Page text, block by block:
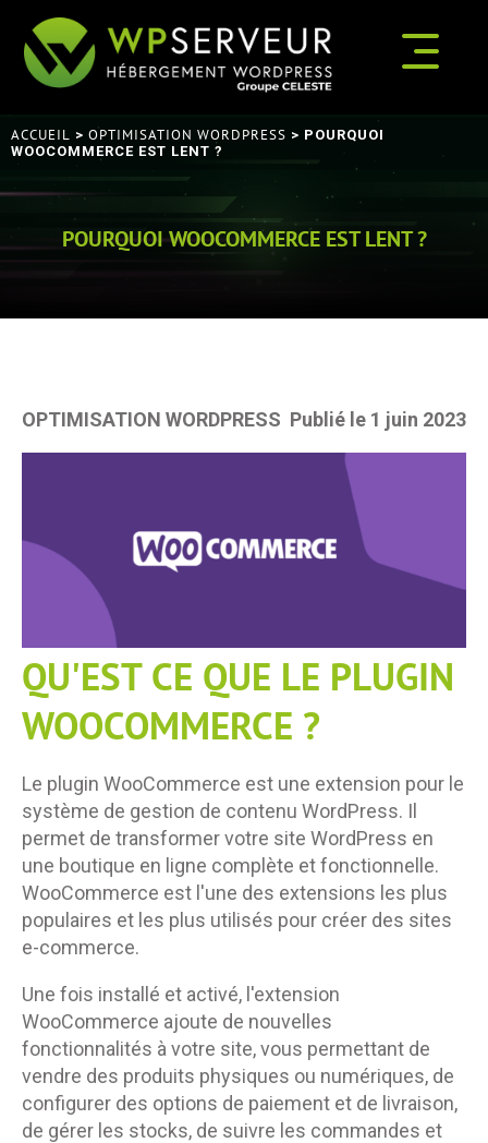
ACCUEIL > OPTIMISATION WORDPRESS > POURQUOI
WOOCOMMERCE EST LENT ?
POURQUOI WOOCOMMERCE EST LENT ?
OPTIMISATION WORDPRESS Publié le 1 juin 2023
QU'EST CE QUE LE PLUGIN
WOOCOMMERCE ?
Le plugin WooCommerce est une extension pour le
système de gestion de contenu WordPress. Il
permet de transformer votre site WordPress en
une boutique en ligne complète et fonctionnelle.
WooCommerce est l'une des extensions les plus
populaires et les plus utilisés pour créer des sites
e-commerce.
Une fois installé et activé, l'extension
WooCommerce ajoute de nouvelles
fonctionnalités à votre site, vous permettant de
vendre des produits physiques ou numériques, de
configurer des options de paiement et de livraison,
de gérer les stocks, de suivre les commandes et